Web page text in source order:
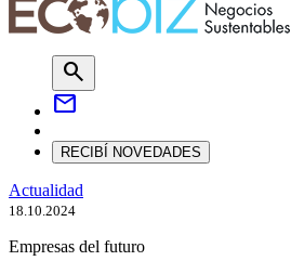
search
mail
RECIBÍ NOVEDADES
Actualidad
18.10.2024
Empresas del futuro